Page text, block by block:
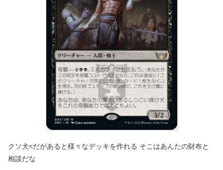
クソ犬<だがあると様々なデッキを作れる そこはあんたの財布と
相談だな